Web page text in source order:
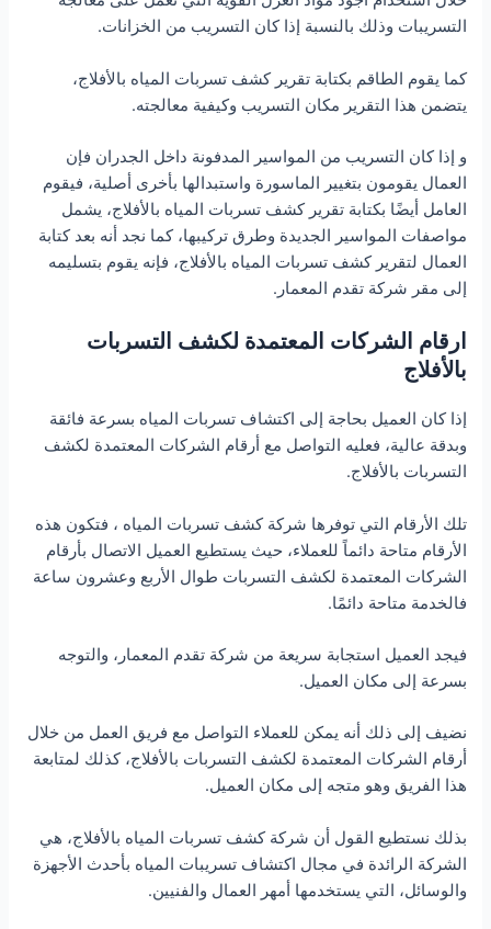
التسريبات وذلك بالنسبة إذا كان التسريب من الخزانات.
كما يقوم الطاقم بكتابة تقرير كشف تسربات المياه بالأفلاج،
يتضمن هذا التقرير مكان التسريب وكيفية معالجته.
و إذا كان التسريب من المواسير المدفونة داخل الجدران فإن
العمال يقومون بتغيير الماسورة واستبدالها بأخرى أصلية، فيقوم
العامل أيضًا بكتابة تقرير كشف تسربات المياه بالأفلاج، يشمل
مواصفات المواسير الجديدة وطرق تركيبها، كما نجد أنه بعد كتابة
العمال لتقرير كشف تسربات المياه بالأفلاج، فإنه يقوم بتسليمه
إلى مقر شركة تقدم المعمار.
ارقام الشركات المعتمدة لكشف التسربات
بالأفلاج
إذا كان العميل بحاجة إلى اكتشاف تسربات المياه بسرعة فائقة
وبدقة عالية، فعليه التواصل مع أرقام الشركات المعتمدة لكشف
التسربات بالأفلاج.
تلك الأرقام التي توفرها شركة كشف تسربات المياه ، فتكون هذه
الأرقام متاحة دائماً للعملاء، حيث يستطيع العميل الاتصال بأرقام
الشركات المعتمدة لكشف التسربات طوال الأربع وعشرون ساعة
فالخدمة متاحة دائمًا.
فيجد العميل استجابة سريعة من شركة تقدم المعمار، والتوجه
بسرعة إلى مكان العميل.
نضيف إلى ذلك أنه يمكن للعملاء التواصل مع فريق العمل من خلال
أرقام الشركات المعتمدة لكشف التسربات بالأفلاج، كذلك لمتابعة
هذا الفريق وهو متجه إلى مكان العميل.
بذلك نستطيع القول أن شركة كشف تسربات المياه بالأفلاج، هي
الشركة الرائدة في مجال اكتشاف تسريبات المياه بأحدث الأجهزة
والوسائل، التي يستخدمها أمهر العمال والفنيين.